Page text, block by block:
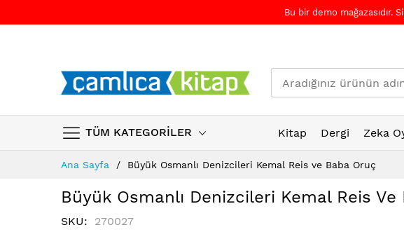
Bu bir demo mağazasıdır.
TÜM KATEGORİLER Kitap Dergi Zeka
Ana Sayfa Büyük Osmanlı Denizcileri Kemal Reis ve Baba Oruç
Büyük Osmanlı Denizcileri Kemal Reis Ve
SKU 270027